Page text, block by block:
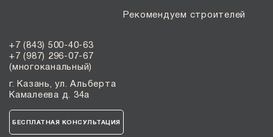
Рекомендуем строителей
+7 (843) 500-40-63
+7 (987) 296-07-67
(многоканальный)
г. Казань, ул. Альберта
Камалеева д. 34а
БЕСПЛАТНАЯ КОНСУЛЬТАЦИЯ